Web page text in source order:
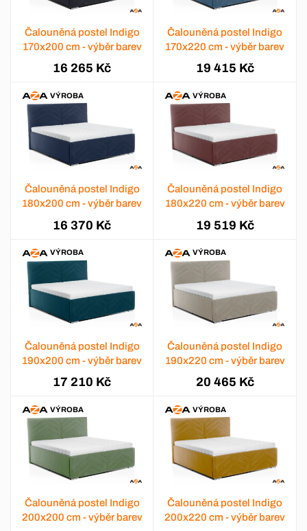
Čalouněná postel Indigo
170x200 cm - výběr barev
16 265 Kč
Čalouněná postel Indigo
170x220 cm - výběr barev
19 415 Kč
VÝROBA
Čalouněná postel Indigo
180x200 cm - výběr barev
16 370 Kč
VÝROBA
Čalouněná postel Indigo
180x220 cm - výběr barev
19 519 Kč
VÝROBA
Čalouněná postel Indigo
190x200 cm - výběr barev
17 210 Kč
VÝROBA
Čalouněná postel Indigo
190x220 cm - výběr barev
20 465 Kč
VÝROBA
Čalouněná postel Indigo
200x200 cm - výběr barev
VÝROBA
Čalouněná postel Indigo
200x220 cm - výběr barev